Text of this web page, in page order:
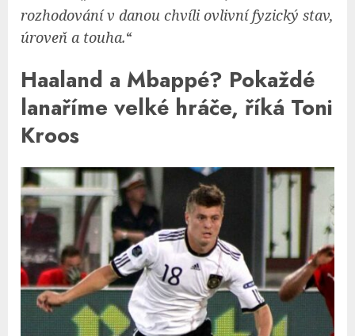
rozhodování v danou chvíli ovlivní fyzický stav,
úroveň a touha.“
Haaland a Mbappé? Pokaždé
lanaříme velké hráče, říká Toni
Kroos